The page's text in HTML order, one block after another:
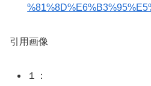
引用画像
１：